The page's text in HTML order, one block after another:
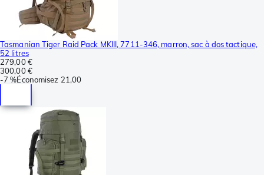
Tasmanian Tiger Raid Pack MKIII, 7711-346, marron, sac à dos tactique,
52 litres
279,00 €
300,00 €
-7 %Économisez 21,00